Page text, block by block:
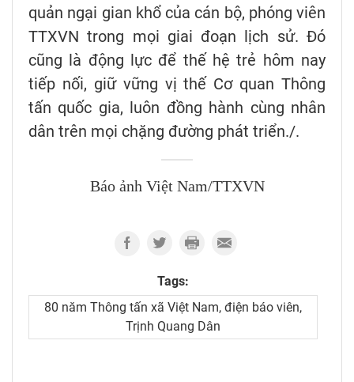
quản ngại gian khổ của cán bộ, phóng viên
TTXVN trong mọi giai đoạn lịch sử. Đó
cũng là động lực để thế hệ trẻ hôm nay
tiếp nối, giữ vững vị thế Cơ quan Thông
tấn quốc gia, luôn đồng hành cùng nhân
dân trên mọi chặng đường phát triển./.
Báo ảnh Việt Nam/TTXVN
Tags:
80 năm Thông tấn xã Việt Nam, điện báo viên,
Trịnh Quang Dân